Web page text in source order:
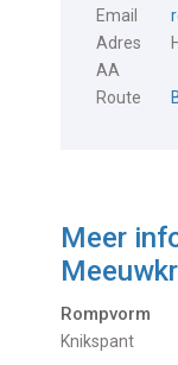
Email
Adres
AA
Route
Meer
Rompvorm
Knikspant